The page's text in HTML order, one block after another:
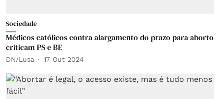
Sociedade
Médicos católicos contra alargamento do prazo para aborto
criticam PS e BE
DN/Lusa 17 Out 2024